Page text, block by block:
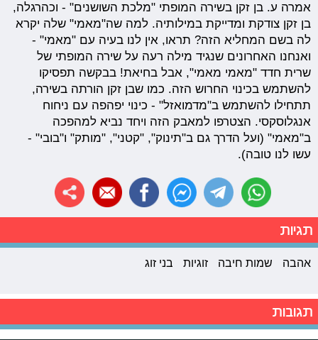
אמרה ע. בן זקן בשירה המופתי "מלכת השושנים" - וכהרגלה,
בן זקן צודקת ומדייקת במילותיה. למה שה"מאמי" שלה יקרא
לה בשם המחליא הזה? תראו, אין לנו בעיה עם "מאמי" -
ואנחנו האחרונים שנגיד מילה רעה על שירה המופתי של
שרית חדד "מאמי מאמי", אבל בחיאת! בבקשה תפסיקו
להשתמש בכינוי החרוש הזה. כמו שבן זקן הורתה בשירה,
תתחילו להשתמש ב"מדמואזל" - כינוי יפהפה עם ניחוח
אנגלוסקסי. הצטרפו למאבק הזה ויחד נביא למהפכה
ב"מאמי" (ועל הדרך גם ב"תינוק", "קטני", "מותק" ו"בובי" -
עשו לנו טובה).
תגיות
אהבה שמות חיבה זוגיות בני זוג
תגובות